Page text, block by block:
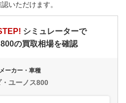
いただけます。
シミュレーターで
の買取相場を確認
メーカー・車種
・ユーノス800